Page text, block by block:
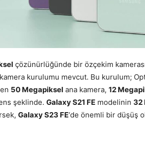
çözünürlüğünde bir özçekim
kurulumu mevcut. Bu kurulum;
50 Megapiksel ana kamera, 12
şeklinde. Galaxy S21 FE modelinin 32
Galaxy S23 FE‘de önemli bir düşüş